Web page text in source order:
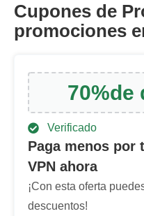
Cupones de
promociones
70%de
Verificado
Paga menos por
VPN ahora
¡Con esta oferta
descuentos!